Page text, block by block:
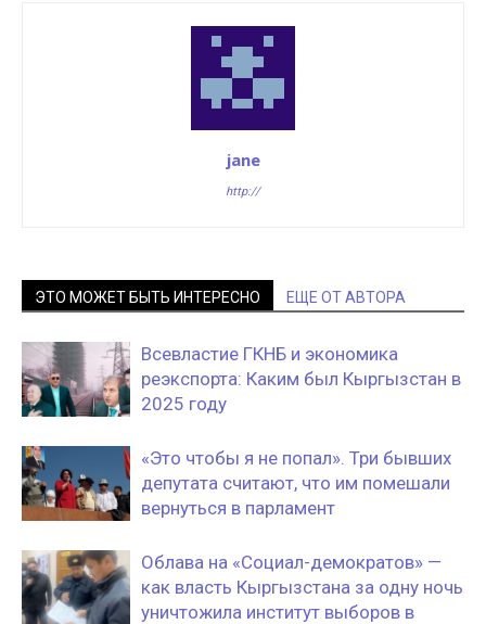
jane
http://
ЭТО МОЖЕТ БЫТЬ ИНТЕРЕСНО ЕЩЕ ОТ АВТОРА
Всевластие ГКНБ и экономика
реэкспорта: Каким был Кыргызстан в
2025 году
«Это чтобы я не попал». Три бывших
депутата считают, что им помешали
вернуться в парламент
Облава на «Социал-демократов» —
как власть Кыргызстана за одну ночь
уничтожила институт выборов в